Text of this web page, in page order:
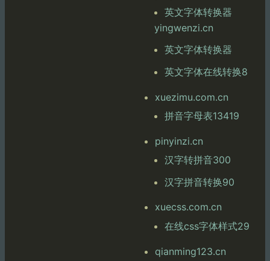
英文字体转换器
yingwenzi.cn
英文字体转换器
英文字体在线转换8
xuezimu.com.cn
拼音字母表13419
pinyinzi.cn
汉字转拼音300
汉字拼音转换90
xuecss.com.cn
在线css字体样式29
qianming123.cn